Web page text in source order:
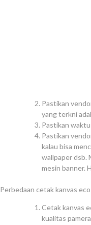
Pastikan
yang terkni
Pastikan
Pastikan
kalau bisa
wallpaper dsb.
mesin banner.
Perbedaan cetak kanvas
Cetak kanvas
kualitas